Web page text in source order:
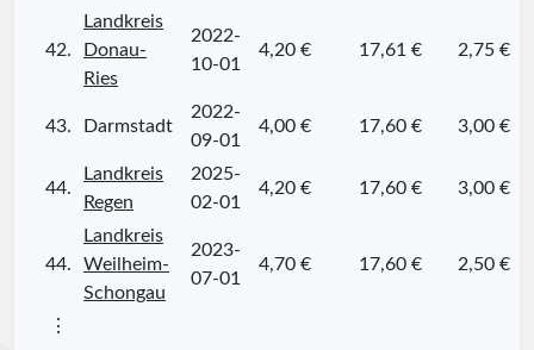
42.
Landkreis
Donau-
Ries
2022-
10-01
4,20 € 17,61 € 2,75 €
43. Darmstadt
2022-
09-01
4,00 € 17,60 € 3,00 €
44.
Landkreis
Regen
2025-
02-01
4,20 € 17,60 € 3,00 €
44.
Landkreis
Weilheim-
Schongau
2023-
07-01
4,70 € 17,60 € 2,50 €
⋮